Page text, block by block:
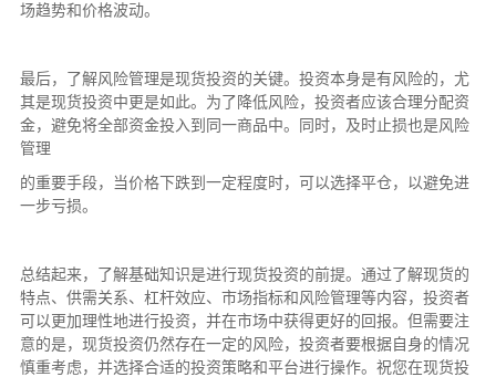
场趋势和价格波动。
最后，了解风险管理是现货投资的关键。投资本身是有风险的，尤
其是现货投资中更是如此。为了降低风险，投资者应该合理分配资
金，避免将全部资金投入到同一商品中。同时，及时止损也是风险
管理
的重要手段，当价格下跌到一定程度时，可以选择平仓，以避免进
一步亏损。
总结起来，了解基础知识是进行现货投资的前提。通过了解现货的
特点、供需关系、杠杆效应、市场指标和风险管理等内容，投资者
可以更加理性地进行投资，并在市场中获得更好的回报。但需要注
意的是，现货投资仍然存在一定的风险，投资者要根据自身的情况
慎重考虑，并选择合适的投资策略和平台进行操作。祝您在现货投